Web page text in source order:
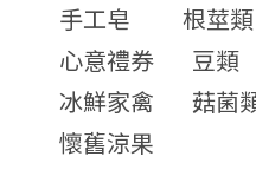
手工皂
根莖類
心意禮券
豆類
冰鮮家禽
菇菌
懷舊涼果